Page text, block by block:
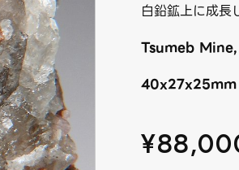
白鉛鉱上に成長
Tsumeb
¥